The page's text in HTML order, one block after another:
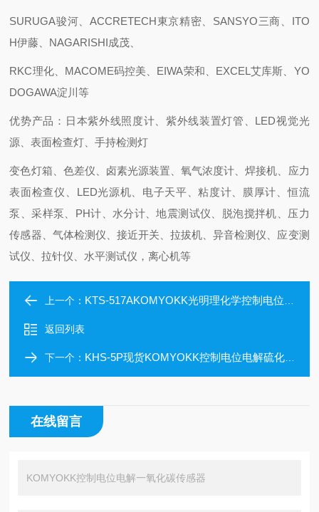
SURUGA骏河、ACCRETECH東京精密、SANSYO三商、ITO
H伊藤、NAGARISHI成茂、
RKC理化、MACOME码控美、EIWA荣和、EXCEL艾库斯、YO
DOGAWA淀川等
优势产品：日本紫外线照度计、紫外线装置灯管、LED视觉光
源、表面检查灯、手持检测灯
变色灯箱、色差仪、卤素光源装置、氧气浓度计、焊接机、应力
表面检查仪、LED光源机、电子天平、粘度计、膜厚计、恒流
泵、采样泵、PH计、水分计、地震测试仪、脱泡搅拌机、压力
传感器、气体检测仪、接近开关、拉拔机、异音检测仪、应变测
试仪、拉针仪、水平测试仪，离心机等
上一个： KTS-517AKOMYOKK光明理化学控制电位电解氨传感器
返回列表
下一个： KHS-5P现货KOMYOKK控制电位电解硫化氢传感器
在线留言